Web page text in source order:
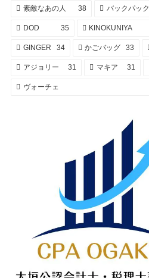
素敵なあの人 38 バックパック
DOD 35 KINOKUNIYA
GINGER 34 かごバッグ 33
アジョリー 31 マキア 31
ヴォーチェ